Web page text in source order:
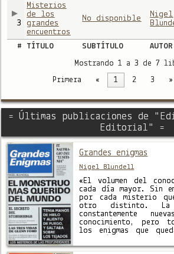
3
Misterios
de los
grandes
encuentros
No disponible
Nigel
#
TÍTULO SUBTÍTULO AUTOR
Mostrando 1 a 3 de 7
Primera « 1 2 3 »
= Últimas publicaciones de
Editorial" =
Grandes enigmas
Nigel Blundell
«El volumen del
cada día mayor. Sin
por cada misterio
otro distinto. La
constantemente
conocimiento, pero
los enigmas que
del espacio